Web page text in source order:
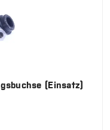
(Einsatz)